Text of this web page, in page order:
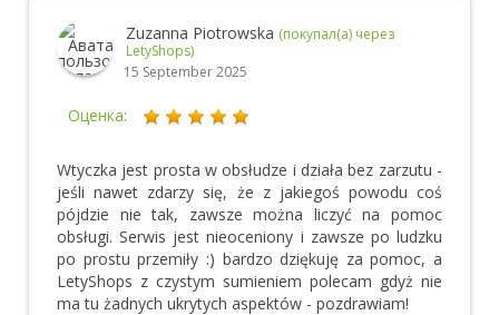
Zuzanna Piotrowska (покупал(а) через
LetyShops)
15 September 2025
Оценка:
Wtyczka jest prosta w obsłudze i działa bez zarzutu -
jeśli nawet zdarzy się, że z jakiegoś powodu coś
pójdzie nie tak, zawsze można liczyć na pomoc
obsługi. Serwis jest nieoceniony i zawsze po ludzku
po prostu przemiły :) bardzo dziękuję za pomoc, a
LetyShops z czystym sumieniem polecam gdyż nie
ma tu żadnych ukrytych aspektów - pozdrawiam!